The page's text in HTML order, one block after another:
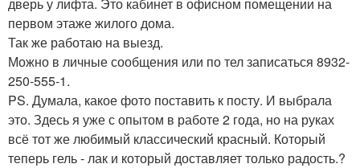
первом этаже жилого дома.
Так же работаю на выезд.
Можно в личные сообщения или по тел записаться 8932-
250-555-1.
PS. Думала, какое фото поставить к посту. И выбрала
это. Здесь я уже с опытом в работе 2 года, но на руках
всё тот же любимый классический красный. Который
теперь гель - лак и который доставляет только радость.?